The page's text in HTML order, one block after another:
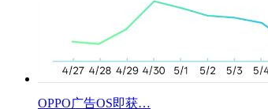
OPPO广告OS即获…